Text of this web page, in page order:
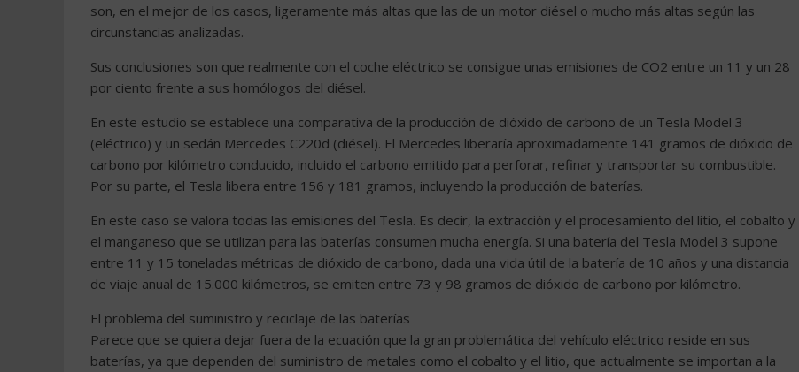
son, en el mejor de los casos, ligeramente más altas que las de un motor diésel o mucho más altas según las
circunstancias analizadas.
Sus conclusiones son que realmente con el coche eléctrico se consigue unas emisiones de CO2 entre un 11 y un 28
por ciento frente a sus homólogos del diésel.
En este estudio se establece una comparativa de la producción de dióxido de carbono de un Tesla Model 3
(eléctrico) y un sedán Mercedes C220d (diésel). El Mercedes liberaría aproximadamente 141 gramos de dióxido de
carbono por kilómetro conducido, incluido el carbono emitido para perforar, refinar y transportar su combustible.
Por su parte, el Tesla libera entre 156 y 181 gramos, incluyendo la producción de baterías.
En este caso se valora todas las emisiones del Tesla. Es decir, la extracción y el procesamiento del litio, el cobalto y
el manganeso que se utilizan para las baterías consumen mucha energía. Si una batería del Tesla Model 3 supone
entre 11 y 15 toneladas métricas de dióxido de carbono, dada una vida útil de la batería de 10 años y una distancia
de viaje anual de 15.000 kilómetros, se emiten entre 73 y 98 gramos de dióxido de carbono por kilómetro.
El problema del suministro y reciclaje de las baterías
Parece que se quiera dejar fuera de la ecuación que la gran problemática del vehículo eléctrico reside en sus
baterías, ya que dependen del suministro de metales como el cobalto y el litio, que actualmente se importan a la